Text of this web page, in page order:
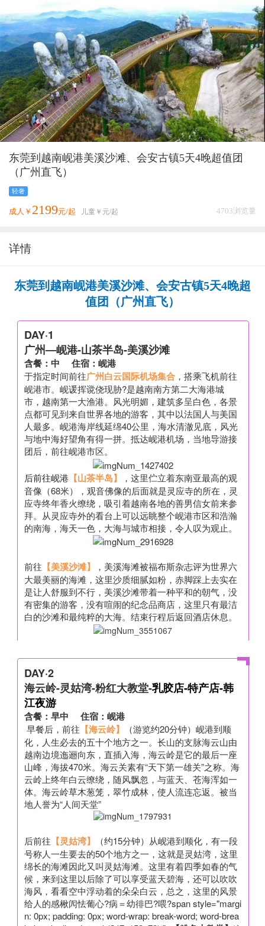
东莞到越南岘港美溪沙滩、会安古镇5天4晚超值团
（广州直飞）
轻奢
成人￥ 2199元/起 儿童￥ 元/起 4703浏览量
详情
东莞到越南岘港美溪沙滩、会安古镇5天4晚超
值团（广州直飞）
DAY·1
广州—岘港-山茶半岛-美溪沙滩
含餐：中 住宿：岘港
于指定时间前往广州白云国际机场集合，搭乘飞机前往
岘港市。岘谖挥谠侥现胁?是越南南方第二大海港城
市，越南第一大渔港。风光明媚，建筑多呈白色，各景
点都可见到来自世界各地的游客，其中以法国人与美国
人最多。岘港海岸线延绵40公里，海水清澈见底，风光
与地中海好望角有得一拼。抵达岘港机场，当地导游接
团后，前往岘港市区。
后前往岘港 【山茶半岛】
，这里伫立着东南亚最高的观
音像（68米），观音佛像的后面就是灵应寺的所在，灵
应寺终年香火缭绕，吸引着越南各地的善男信女前来参
拜。从灵应寺外的看台上可以远眺整个岘港市区和浩瀚
的南海，海天一色，大海与城市相接，令人叹为观止。
前往 【美溪沙滩】
，美溪海滩被福布斯杂志评为世界六
大最美丽的海滩，这里沙质细腻如粉，赤脚踩上去实在
是让人舒服到不行，美溪沙滩带着一种平和的朝气，没
有密集的游客，没有喧闹的纪念品商店，这里只有最洁
白的沙滩和最纯粹的大海。结束行程后返回酒店休息。
DAY·2
海云岭-灵姑湾-粉红大教堂-乳胶店-特产店-韩
江夜游
含餐：早中 住宿：岘港
早餐后，前往 【海云岭】
（游览约20分钟）岘港到顺
化，人生必去的五十个地方之一。长山的支脉海云山由
越南边境迤逦向东，直插入海，海云岭是它的最后一座
山峰，海拔470米。海云关素有“天下第一雄关”之称。海
云岭上终年白云缭绕，随风飘忽，与蓝天、苍海浑如一
体。海云岭草木葱笼，翠竹成林，使人流连忘返。被当
地人誉为“人间天堂”
后前往 【灵姑湾】
（约15分钟）从岘港到顺化，有一段
号称人一生要去的50个地方之一，这就是灵姑湾，这里
绵长的海滩因此又叫灵姑海滩。这里有着四季如春的气
候，来到这里以后除了可以享受蓝天碧海，还可以吹吹
海风，看看空中浮动着的朵朵白云，总之，这里的风景
给人的感楸闶怯葡心?病＝幼徘巴?喂?span style="margi
n: 0px; padding: 0px; word-wrap: break-word; word-brea